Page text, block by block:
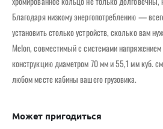
Благодаря низкому энергопотреблению —
установить столько устройств, сколько вам
Melon, совместимый с системами
конструкцию диаметром 70 мм и 55,1 мм куб.
любом месте кабины вашего грузовика.
Может пригодиться